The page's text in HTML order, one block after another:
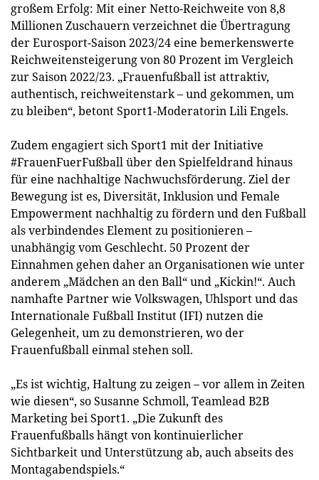
großem Erfolg: Mit einer Netto-Reichweite von 8,8
Millionen Zuschauern verzeichnet die Übertragung
der Eurosport-Saison 2023/24 eine bemerkenswerte
Reichweitensteigerung von 80 Prozent im Vergleich
zur Saison 2022/23. „Frauenfußball ist attraktiv,
authentisch, reichweitenstark – und gekommen, um
zu bleiben“, betont Sport1-Moderatorin Lili Engels.
Zudem engagiert sich Sport1 mit der Initiative
#FrauenFuerFußball über den Spielfeldrand hinaus
für eine nachhaltige Nachwuchsförderung. Ziel der
Bewegung ist es, Diversität, Inklusion und Female
Empowerment nachhaltig zu fördern und den Fußball
als verbindendes Element zu positionieren –
unabhängig vom Geschlecht. 50 Prozent der
Einnahmen gehen daher an Organisationen wie unter
anderem „Mädchen an den Ball“ und „Kickin!“. Auch
namhafte Partner wie Volkswagen, Uhlsport und das
Internationale Fußball Institut (IFI) nutzen die
Gelegenheit, um zu demonstrieren, wo der
Frauenfußball einmal stehen soll.
„Es ist wichtig, Haltung zu zeigen – vor allem in Zeiten
wie diesen“, so Susanne Schmoll, Teamlead B2B
Marketing bei Sport1. „Die Zukunft des
Frauenfußballs hängt von kontinuierlicher
Sichtbarkeit und Unterstützung ab, auch abseits des
Montagabendspiels.“